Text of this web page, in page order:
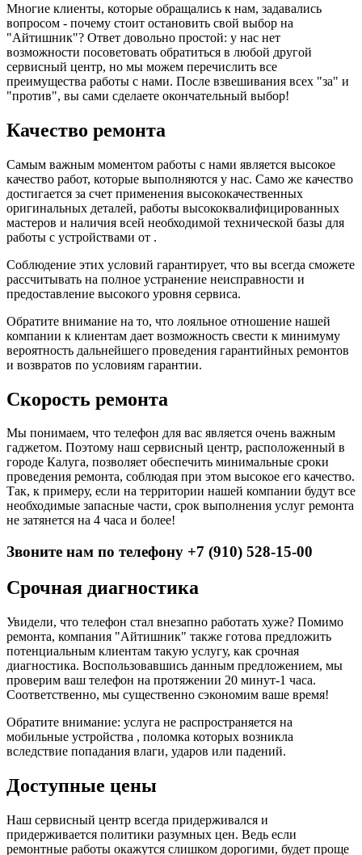
Многие клиенты, которые обращались к нам, задавались
вопросом - почему стоит остановить свой выбор на
"Айтишник"? Ответ довольно простой: у нас нет
возможности посоветовать обратиться в любой другой
сервисный центр, но мы можем перечислить все
преимущества работы с нами. После взвешивания всех "за" и
"против", вы сами сделаете окончательный выбор!
Качество ремонта
Самым важным моментом работы с нами является высокое
качество работ, которые выполняются у нас. Само же качество
достигается за счет применения высококачественных
оригинальных деталей, работы высококвалифицированных
мастеров и наличия всей необходимой технической базы для
работы с устройствами от .
Соблюдение этих условий гарантирует, что вы всегда сможете
рассчитывать на полное устранение неисправности и
предоставление высокого уровня сервиса.
Обратите внимание на то, что лояльное отношение нашей
компании к клиентам дает возможность свести к минимуму
вероятность дальнейшего проведения гарантийных ремонтов
и возвратов по условиям гарантии.
Скорость ремонта
Мы понимаем, что телефон для вас является очень важным
гаджетом. Поэтому наш сервисный центр, расположенный в
городе Калуга, позволяет обеспечить минимальные сроки
проведения ремонта, соблюдая при этом высокое его качество.
Так, к примеру, если на территории нашей компании будут все
необходимые запасные части, срок выполнения услуг ремонта
не затянется на 4 часа и более!
Звоните нам по телефону +7 (910) 528-15-00
Срочная диагностика
Увидели, что телефон стал внезапно работать хуже? Помимо
ремонта, компания "Айтишник" также готова предложить
потенциальным клиентам такую услугу, как срочная
диагностика. Воспользовавшись данным предложением, мы
проверим ваш телефон на протяжении 20 минут-1 часа.
Соответственно, мы существенно сэкономим ваше время!
Обратите внимание: услуга не распространяется на
мобильные устройства , поломка которых возникла
вследствие попадания влаги, ударов или падений.
Доступные цены
Наш сервисный центр всегда придерживался и
придерживается политики разумных цен. Ведь если
ремонтные работы окажутся слишком дорогими, будет проще